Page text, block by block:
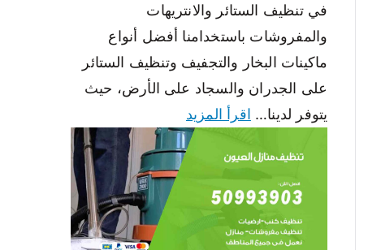
في تنظيف الستائر والانتريهات
والمفروشات باستخدامنا أفضل أنواع
ماكينات البخار والتجفيف وتنظيف الستائر
على الجدران والسجاد على الأرض، حيث
يتوفر لدينا… اقرأ المزيد